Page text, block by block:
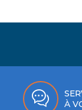
À